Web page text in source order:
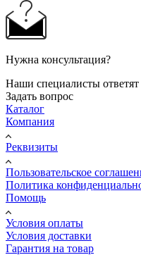
Нужна консультация?
Наши специалисты
Задать вопрос
Каталог
Компания
Реквизиты
Пользовательское
Политика
Помощь
Условия оплаты
Условия доставки
Гарантия на товар